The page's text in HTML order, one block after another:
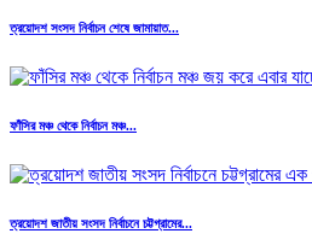
ত্রয়োদশ সংসদ নির্বাচন শেষে জামায়াত...
ফাঁসির মঞ্চ থেকে নির্বাচন মঞ্চ...
ত্রয়োদশ জাতীয় সংসদ নির্বাচনে চট্টগ্রামের...